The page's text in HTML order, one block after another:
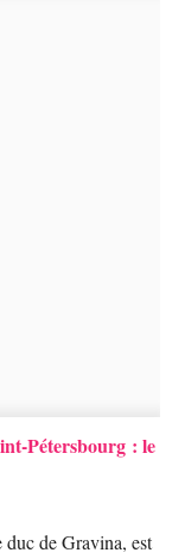
Pétersbourg : le
de Gravina, est